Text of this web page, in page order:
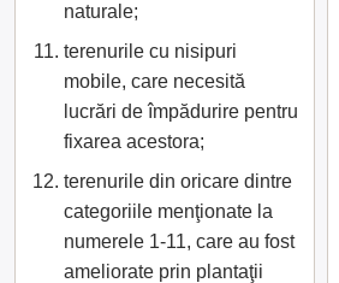
naturale;
terenurile cu nisipuri
mobile, care necesită
lucrări de împădurire pentru
fixarea acestora;
terenurile din oricare dintre
categoriile menţionate la
numerele 1-11, care au fost
ameliorate prin plantaţii